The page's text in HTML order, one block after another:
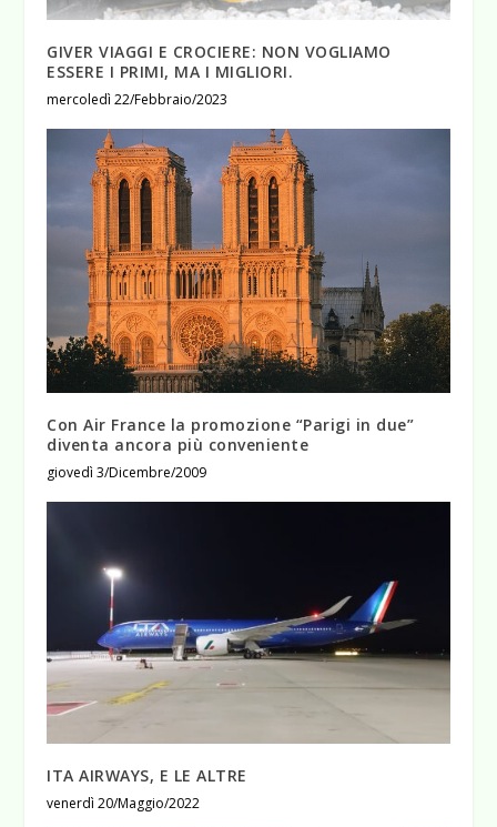
GIVER VIAGGI E CROCIERE: NON VOGLIAMO
ESSERE I PRIMI, MA I MIGLIORI.
mercoledì 22/Febbraio/2023
Con Air France la promozione “Parigi in due”
diventa ancora più conveniente
giovedì 3/Dicembre/2009
ITA AIRWAYS, E LE ALTRE
venerdì 20/Maggio/2022